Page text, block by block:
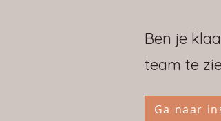
Ben je
team te
Ga naar